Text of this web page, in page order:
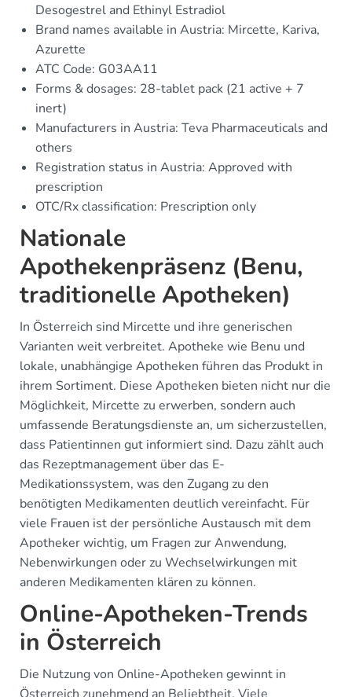
Desogestrel and Ethinyl Estradiol
Brand names available in Austria: Mircette, Kariva,
Azurette
ATC Code: G03AA11
Forms & dosages: 28-tablet pack (21 active + 7
inert)
Manufacturers in Austria: Teva Pharmaceuticals and
others
Registration status in Austria: Approved with
prescription
OTC/Rx classification: Prescription only
Nationale
Apothekenpräsenz (Benu,
traditionelle Apotheken)
In Österreich sind Mircette und ihre generischen
Varianten weit verbreitet. Apotheke wie Benu und
lokale, unabhängige Apotheken führen das Produkt in
ihrem Sortiment. Diese Apotheken bieten nicht nur die
Möglichkeit, Mircette zu erwerben, sondern auch
umfassende Beratungsdienste an, um sicherzustellen,
dass Patientinnen gut informiert sind. Dazu zählt auch
das Rezeptmanagement über das E-
Medikationssystem, was den Zugang zu den
benötigten Medikamenten deutlich vereinfacht. Für
viele Frauen ist der persönliche Austausch mit dem
Apotheker wichtig, um Fragen zur Anwendung,
Nebenwirkungen oder zu Wechselwirkungen mit
anderen Medikamenten klären zu können.
Online-Apotheken-Trends
in Österreich
Die Nutzung von Online-Apotheken gewinnt in